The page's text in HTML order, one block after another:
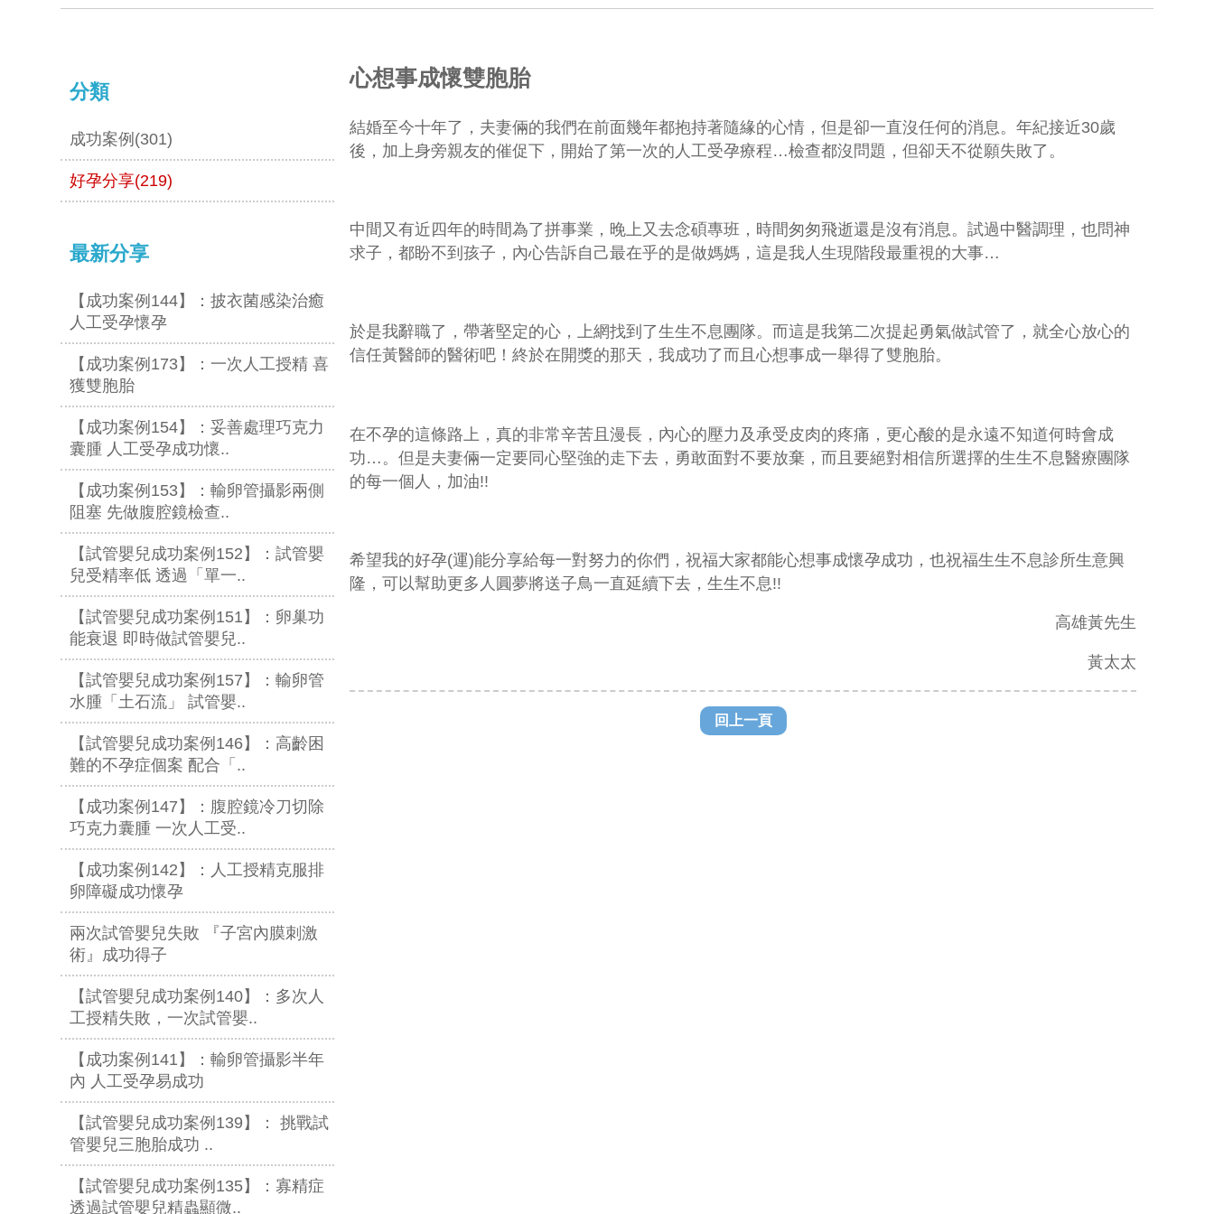
分類
成功案例(301)
好孕分享(219)
最新分享
【成功案例144】：披衣菌感染治癒
人工受孕懷孕
【成功案例173】：一次人工授精 喜
獲雙胞胎
【成功案例154】：妥善處理巧克力
囊腫 人工受孕成功懷..
【成功案例153】：輸卵管攝影兩側
阻塞 先做腹腔鏡檢查..
【試管嬰兒成功案例152】：試管嬰
兒受精率低 透過「單一..
【試管嬰兒成功案例151】：卵巢功
能衰退 即時做試管嬰兒..
【試管嬰兒成功案例157】：輸卵管
水腫「土石流」 試管嬰..
【試管嬰兒成功案例146】：高齡困
難的不孕症個案 配合「..
【成功案例147】：腹腔鏡冷刀切除
巧克力囊腫 一次人工受..
【成功案例142】：人工授精克服排
卵障礙成功懷孕
兩次試管嬰兒失敗 『子宮內膜刺激
術』成功得子
【試管嬰兒成功案例140】：多次人
工授精失敗，一次試管嬰..
【成功案例141】：輸卵管攝影半年
內 人工受孕易成功
【試管嬰兒成功案例139】： 挑戰試
管嬰兒三胞胎成功 ..
【試管嬰兒成功案例135】：寡精症
透過試管嬰兒精蟲顯微..
心想事成懷雙胞胎
結婚至今十年了，夫妻倆的我們在前面幾年都抱持著隨緣的心情，但是卻一直沒任何的消息。年紀接近30歲
後，加上身旁親友的催促下，開始了第一次的人工受孕療程…檢查都沒問題，但卻天不從願失敗了。
中間又有近四年的時間為了拼事業，晚上又去念碩專班，時間匆匆飛逝還是沒有消息。試過中醫調理，也問神
求子，都盼不到孩子，內心告訴自己最在乎的是做媽媽，這是我人生現階段最重視的大事…
於是我辭職了，帶著堅定的心，上網找到了生生不息團隊。而這是我第二次提起勇氣做試管了，就全心放心的
信任黃醫師的醫術吧！終於在開獎的那天，我成功了而且心想事成一舉得了雙胞胎。
在不孕的這條路上，真的非常辛苦且漫長，內心的壓力及承受皮肉的疼痛，更心酸的是永遠不知道何時會成
功… 。但是夫妻倆一定要同心堅強的走下去，勇敢面對不要放棄，而且要絕對相信所選擇的生生不息醫療團隊
的每一個人，加油!!
希望我的好孕(運)能分享給每一對努力的你們，祝福大家都能心想事成懷孕成功，也祝福生生不息診所生意興
隆，可以幫助更多人圓夢將送子鳥一直延續下去，生生不息!!
高雄黃先生
黃太太
回上一頁